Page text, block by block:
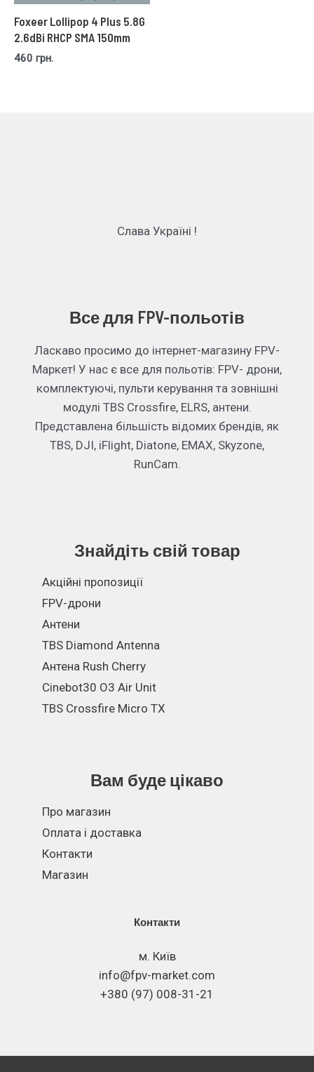
Foxeer Lollipop 4 Plus 5.8G
2.6dBi RHCP SMA 150mm
460 грн.
Слава Україні !
Все для FPV-польотів
Ласкаво просимо до інтернет-магазину FPV-
Маркет! У нас є все для польотів: FPV- дрони,
комплектуючі, пульти керування та зовнішні
модулі TBS Crossfire, ELRS, антени.
Представлена більшість відомих брендів, як
TBS, DJI, iFlight, Diatone, EMAX, Skyzone,
RunCam.
Знайдіть свій товар
Акційні пропозиції
FPV-дрони
Антени
TBS Diamond Antenna
Антена Rush Cherry
Cinebot30 O3 Air Unit
TBS Crossfire Micro TX
Вам буде цікаво
Про магазин
Оплата і доставка
Контакти
Магазин
Контакти
м. Київ
info@fpv-market.com
+380 (97) 008-31-21